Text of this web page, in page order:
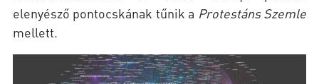
elenyésző pontocskának tűnik a Protestáns Szemle
mellett.